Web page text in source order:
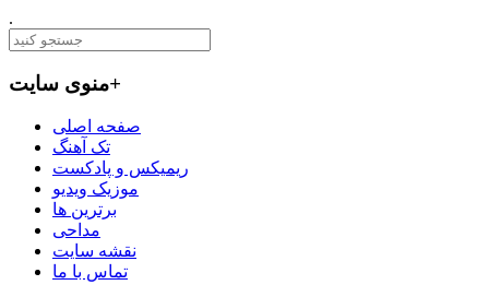
.
منوی سایت+
صفحه اصلی
تک آهنگ
ریمیکس و پادکست
موزیک ویدیو
برترین ها
مداحی
نقشه سایت
تماس با ما